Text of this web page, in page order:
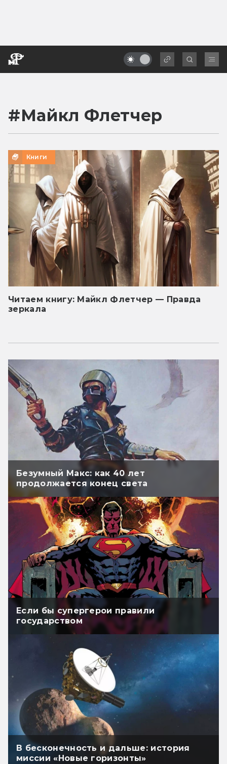
#Майкл Флетчер
Книги
Читаем книгу: Майкл Флетчер — Правда
зеркала
Безумный Макс: как 40 лет
продолжается конец света
Если бы супергерои правили
государством
В бесконечность и дальше: история
миссии «Новые горизонты»